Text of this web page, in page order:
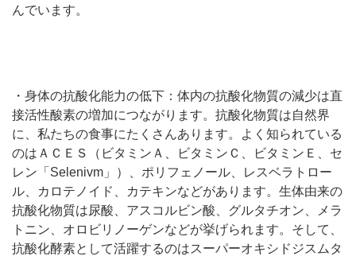
んでいます。
・身体の抗酸化能力の低下：体内の抗酸化物質の減少は直
接活性酸素の増加につながります。抗酸化物質は自然界
に、私たちの食事にたくさんあります。よく知られている
のはＡＣＥＳ（ビタミンＡ、ビタミンＣ、ビタミンＥ、セ
レン「Selenivm」）、ポリフェノール、レスベラトロー
ル、カロテノイド、カテキンなどがあります。生体由来の
抗酸化物質は尿酸、アスコルビン酸、グルタチオン、メラ
トニン、オロビリノーゲンなどが挙げられます。そして、
抗酸化酵素として活躍するのはスーパーオキシドジスムタ